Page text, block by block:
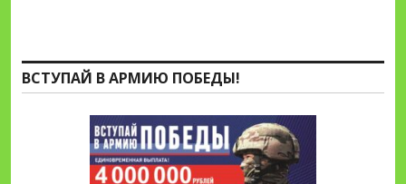
ВСТУПАЙ В АРМИЮ ПОБЕДЫ!